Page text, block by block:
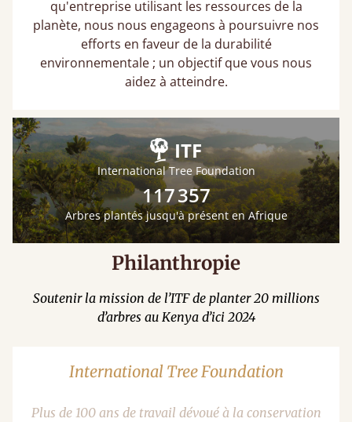
qu'entreprise utilisant les ressources de la
planète, nous nous engageons à poursuivre nos
efforts en faveur de la durabilité
environnementale ; un objectif que vous nous
aidez à atteindre.
ITF
International Tree Foundation
117 357
Arbres plantés jusqu'à présent en Afrique
Philanthropie
Soutenir la mission de l’ITF de planter 20 millions
d’arbres au Kenya d’ici 2024
International Tree Foundation
Plus de 100 ans de travail dévoué à la conservation